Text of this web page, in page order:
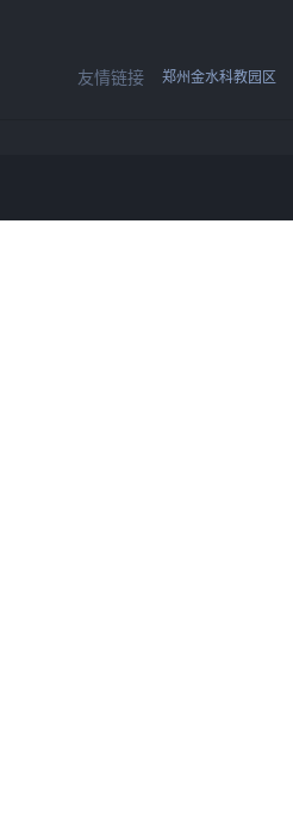
友情链接 郑州金水科教园区